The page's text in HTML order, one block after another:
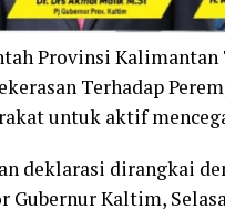
Provinsi
Terhadap
untuk aktif
deklarasi dirangkai
Gubernur Kaltim,